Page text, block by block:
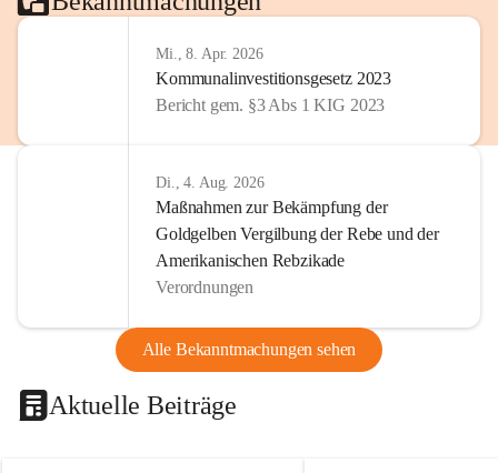
Mi., 8. Apr. 2026
Kommunalinvestitionsgesetz 2023
Bericht gem. §3 Abs 1 KIG 2023
Di., 4. Aug. 2026
Maßnahmen zur Bekämpfung der
Goldgelben Vergilbung der Rebe und der
Amerikanischen Rebzikade
Verordnungen
Alle Bekanntmachungen sehen
Aktuelle Beiträge